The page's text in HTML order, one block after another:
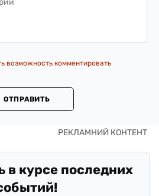
возможность комментировать
ОТПРАВИТЬ
в курсе последних